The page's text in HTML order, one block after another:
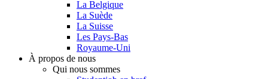
La Belgique
La Suède
La Suisse
Les Pays-Bas
Royaume-Uni
À propos de nous
Qui nous sommes